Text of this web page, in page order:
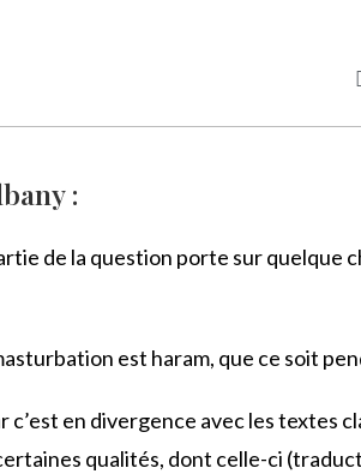
:
de la question porte sur quelque
est haram, que ce soit
c’est en divergence avec les textes
qualités, dont celle-ci